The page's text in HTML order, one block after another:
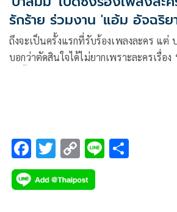
รักร้าย ร่วมงาน 'แอ้ม อัจฉริย
ถึงจะเป็นครั้งแรกที่รับร้องเพลงละคร แ
บอกว่าตัดสินใจได้ไม่ยากเพราะละครเรื่อ
F
ac
e
T
wi
tt
C
o
p
Li